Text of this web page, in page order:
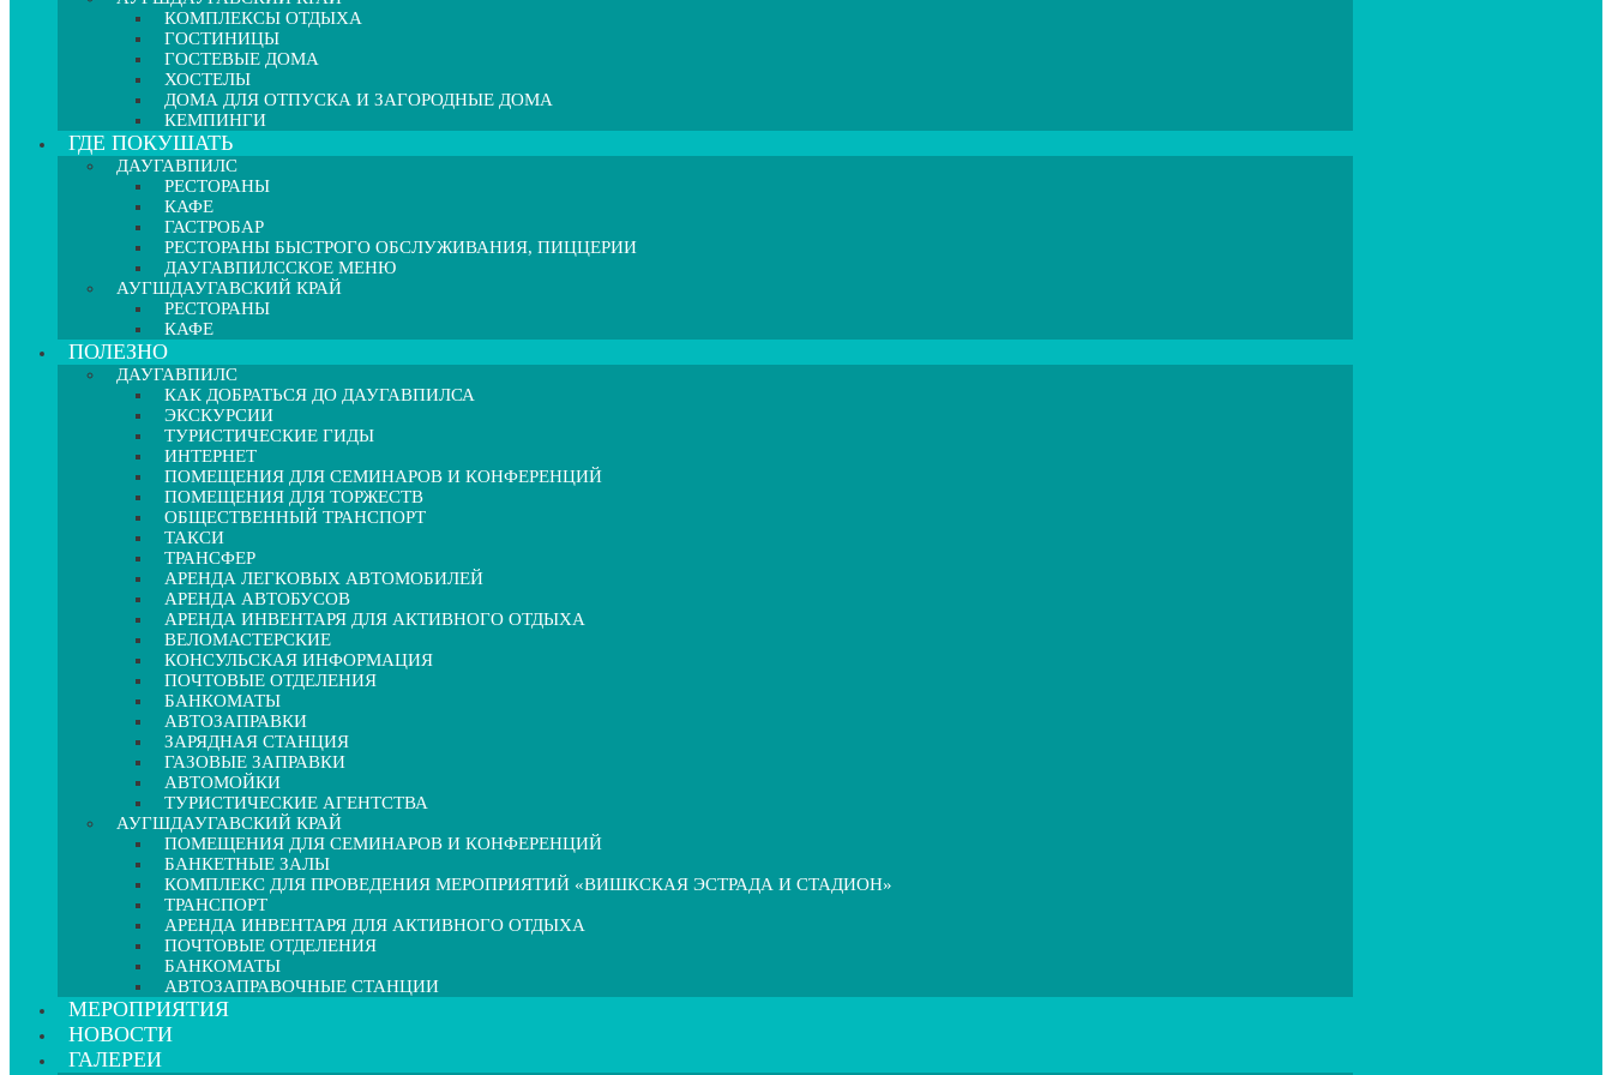
КОМПЛЕКСЫ ОТДЫХА
ГОСТИНИЦЫ
ГОСТЕВЫЕ ДОМА
ХОСТЕЛЫ
ДОМА ДЛЯ ОТПУСКА И ЗАГОРОДНЫЕ ДОМА
КЕМПИНГИ
ГДЕ ПОКУШАТЬ
ДАУГАВПИЛС
РЕСТОРАНЫ
КАФЕ
ГАСТРОБАР
РЕСТОРАНЫ БЫСТРОГО ОБСЛУЖИВАНИЯ, ПИЦЦЕРИИ
ДАУГАВПИЛССКОЕ МЕНЮ
АУГШДАУГАВСКИЙ КРАЙ
РЕСТОРАНЫ
КАФЕ
ПОЛЕЗНО
ДАУГАВПИЛС
КАК ДОБРАТЬСЯ ДО ДАУГАВПИЛСА
ЭКСКУРСИИ
ТУРИСТИЧЕСКИЕ ГИДЫ
ИНТЕРНЕТ
ПОМЕЩЕНИЯ ДЛЯ СЕМИНАРОВ И КОНФЕРЕНЦИЙ
ПОМЕЩЕНИЯ ДЛЯ ТОРЖЕСТВ
ОБЩЕСТВЕННЫЙ ТРАНСПОРТ
ТАКСИ
ТРАНСФЕР
АРЕНДА ЛЕГКОВЫХ АВТОМОБИЛЕЙ
АРЕНДА АВТОБУСОВ
АРЕНДА ИНВЕНТАРЯ ДЛЯ АКТИВНОГО ОТДЫХА
ВЕЛОМАСТЕРСКИЕ
КОНСУЛЬСКАЯ ИНФОРМАЦИЯ
ПОЧТОВЫЕ ОТДЕЛЕНИЯ
БАНКОМАТЫ
АВТОЗАПРАВКИ
ЗАРЯДНАЯ СТАНЦИЯ
ГАЗОВЫЕ ЗАПРАВКИ
АВТОМОЙКИ
ТУРИСТИЧЕСКИЕ АГЕНТСТВА
АУГШДАУГАВСКИЙ КРАЙ
ПОМЕЩЕНИЯ ДЛЯ СЕМИНАРОВ И КОНФЕРЕНЦИЙ
БАНКЕТНЫЕ ЗАЛЫ
КОМПЛЕКС ДЛЯ ПРОВЕДЕНИЯ МЕРОПРИЯТИЙ «ВИШКСКАЯ ЭСТРАДА И СТАДИОН»
ТРАНСПОРТ
АРЕНДА ИНВЕНТАРЯ ДЛЯ АКТИВНОГО ОТДЫХА
ПОЧТОВЫЕ ОТДЕЛЕНИЯ
БАНКОМАТЫ
АВТОЗАПРАВОЧНЫЕ СТАНЦИИ
МЕРОПРИЯТИЯ
НОВОСТИ
ГАЛЕРЕИ